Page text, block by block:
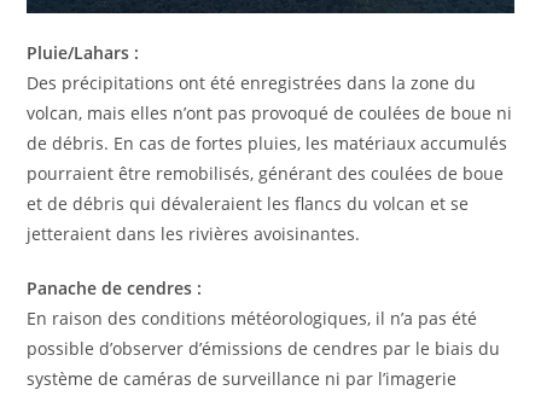
Pluie/Lahars :
Des précipitations ont été enregistrées dans la zone du
volcan, mais elles n’ont pas provoqué de coulées de boue ni
de débris. En cas de fortes pluies, les matériaux accumulés
pourraient être remobilisés, générant des coulées de boue
et de débris qui dévaleraient les flancs du volcan et se
jetteraient dans les rivières avoisinantes.
Panache de cendres :
En raison des conditions météorologiques, il n’a pas été
possible d’observer d’émissions de cendres par le biais du
système de caméras de surveillance ni par l’imagerie